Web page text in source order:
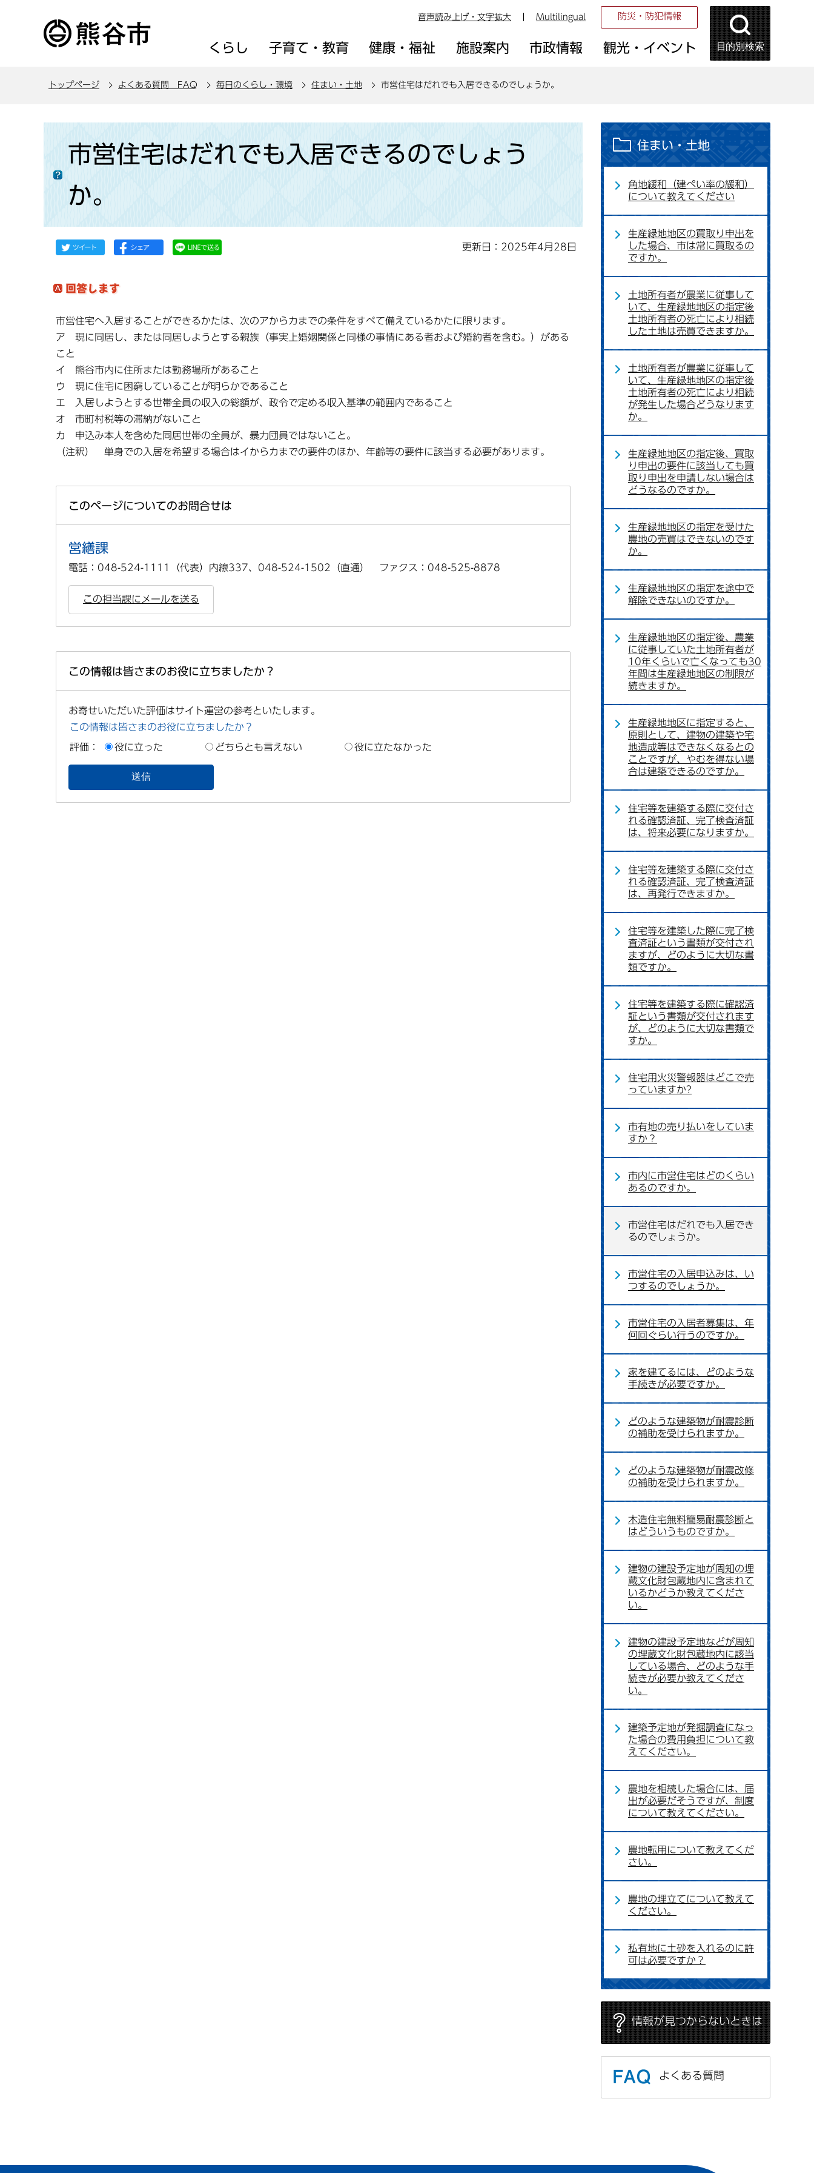
音声読み上げ・文字拡大 Multilingual 防災・防犯情報
くらし 子育て・教育 健康・福祉 施設案内 市政情報 観光・イベント 目的別検索
トップページ よくある質問 FAQ 毎日のくらし・環境 住まい・土地 市営住宅はだれでも入居できるのでしょうか。
市営住宅はだれでも入居できるのでしょう
か。
更新日：2025年4月28日
市営住宅へ入居することができるかたは、次のアからカまでの条件をすべて備えているかたに限ります。
ア 現に同居し、または同居しようとする親族（事実上婚姻関係と同様の事情にある者および婚約者を含む。）がある
こと
イ 熊谷市内に住所または勤務場所があること
ウ 現に住宅に困窮していることが明らかであること
エ 入居しようとする世帯全員の収入の総額が、政令で定める収入基準の範囲内であること
オ 市町村税等の滞納がないこと
カ 申込み本人を含めた同居世帯の全員が、暴力団員ではないこと。
（注釈） 単身での入居を希望する場合はイからカまでの要件のほか、年齢等の要件に該当する必要があります。
このページについてのお問合せは
営繕課
電話：048-524-1111（代表）内線337、048-524-1502（直通） ファクス：048-525-8878
この担当課にメールを送る
この情報は皆さまのお役に立ちましたか？
お寄せいただいた評価はサイト運営の参考といたします。
この情報は皆さまのお役に立ちましたか？
評価： 役に立った どちらとも言えない 役に立たなかった
住まい・土地
角地緩和（建ぺい率の緩和）
について教えてください
生産緑地地区の買取り申出を
した場合、市は常に買取るの
ですか。
土地所有者が農業に従事して
いて、生産緑地地区の指定後
土地所有者の死亡により相続
した土地は売買できますか。
土地所有者が農業に従事して
いて、生産緑地地区の指定後
土地所有者の死亡により相続
が発生した場合どうなります
か。
生産緑地地区の指定後、買取
り申出の要件に該当しても買
取り申出を申請しない場合は
どうなるのですか。
生産緑地地区の指定を受けた
農地の売買はできないのです
か。
生産緑地地区の指定を途中で
解除できないのですか。
生産緑地地区の指定後、農業
に従事していた土地所有者が
10年くらいで亡くなっても30
年間は生産緑地地区の制限が
続きますか。
生産緑地地区に指定すると、
原則として、建物の建築や宅
地造成等はできなくなるとの
ことですが、やむを得ない場
合は建築できるのですか。
住宅等を建築する際に交付さ
れる確認済証、完了検査済証
は、将来必要になりますか。
住宅等を建築する際に交付さ
れる確認済証、完了検査済証
は、再発行できますか。
住宅等を建築した際に完了検
査済証という書類が交付され
ますが、どのように大切な書
類ですか。
住宅等を建築する際に確認済
証という書類が交付されます
が、どのように大切な書類で
すか。
住宅用火災警報器はどこで売
っていますか?
市有地の売り払いをしていま
すか？
市内に市営住宅はどのくらい
あるのですか。
市営住宅はだれでも入居でき
るのでしょうか。
市営住宅の入居申込みは、い
つするのでしょうか。
市営住宅の入居者募集は、年
何回ぐらい行うのですか。
家を建てるには、どのような
手続きが必要ですか。
どのような建築物が耐震診断
の補助を受けられますか。
どのような建築物が耐震改修
の補助を受けられますか。
木造住宅無料簡易耐震診断と
はどういうものですか。
建物の建設予定地が周知の埋
蔵文化財包蔵地内に含まれて
いるかどうか教えてくださ
い。
建物の建設予定地などが周知
の埋蔵文化財包蔵地内に該当
している場合、どのような手
続きが必要か教えてくださ
い。
建築予定地が発掘調査になっ
た場合の費用負担について教
えてください。
農地を相続した場合には、届
出が必要だそうですが、制度
について教えてください。
農地転用について教えてくだ
さい。
農地の埋立てについて教えて
ください。
私有地に土砂を入れるのに許
可は必要ですか？
情報が見つからないときは
よくある質問